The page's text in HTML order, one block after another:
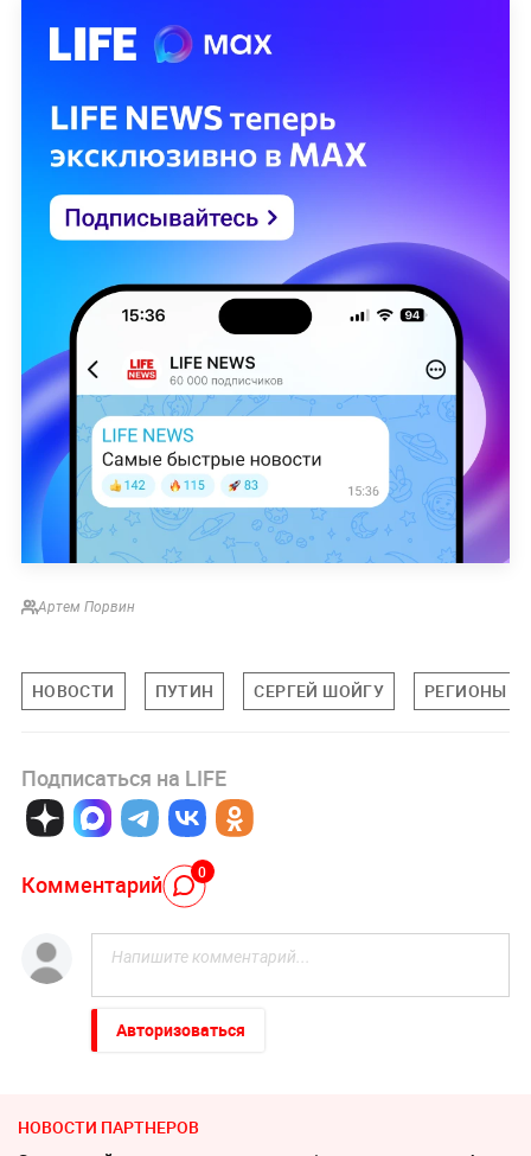
Артем Порвин
НОВОСТИ ПУТИН СЕРГЕЙ ШОЙГУ РЕГИОНЫ
Подписаться на LIFE
Комментарий 0
Авторизоваться
НОВОСТИ ПАРТНЕРОВ